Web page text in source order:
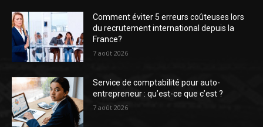
Comment éviter 5 erreurs coûteuses lors
du recrutement international depuis la
France?
7 août 2026
Service de comptabilité pour auto-
entrepreneur : qu’est-ce que c’est ?
7 août 2026